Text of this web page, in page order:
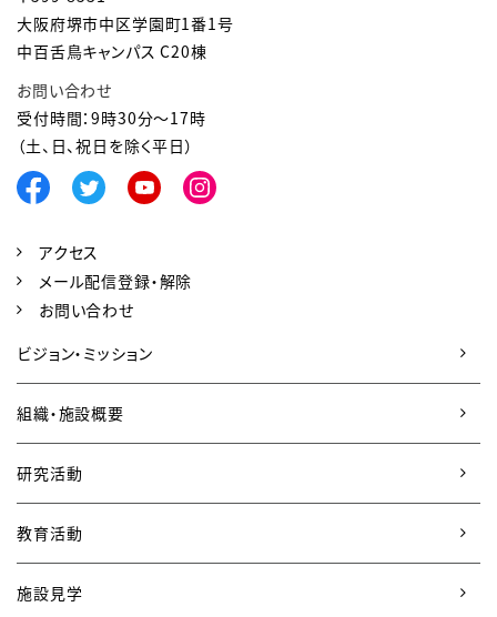
大阪府堺市中区学園町1番1号
中百舌鳥キャンパス C20棟
お問い合わせ
受付時間：9時30分～17時
（土、日、祝日を除く平日）
アクセス
メール配信登録・解除
お問い合わせ
ビジョン・ミッション
組織・施設概要
研究活動
教育活動
施設見学